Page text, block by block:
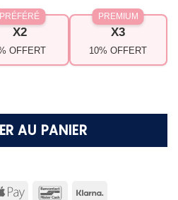
X2
OFFERT
PRÉFÉRÉ
X3
10% OFFERT
PREMIUM
anti cellulite – Réduit la
AU PANIER
Apple
Bancontact
Klarna